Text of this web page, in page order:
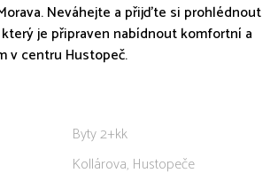
Neváhejte a přijďte si prohlédnout
je připraven nabídnout komfortní a
v centru Hustopeč.
Byty 2+kk
Kollárova, Hustopeče